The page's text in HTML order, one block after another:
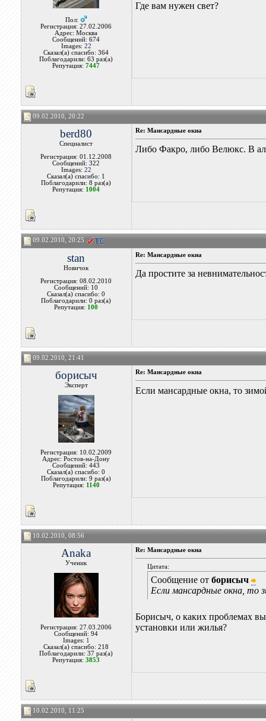
Пол:
Регистрация: 27.02.2006
Адрес: Москва
Сообщений: 674
Images: 22
Сказал(а) спасибо: 364
Поблагодарили: 63 раз(а)
Репутация:7447
Где вам нужен свет?
09.02.2010, 20:22
berd80
Специалист
Регистрация: 01.12.2008
Сообщений: 322
Images: 22
Сказал(а) спасибо: 1
Поблагодарили: 8 раз(а)
Репутация: 1004
Re: Мансардные окна
Либо Факро, либо Велюкс. В
09.02.2010, 20:25
stan
Новичок
Регистрация: 08.02.2010
Сообщений: 10
Сказал(а) спасибо: 0
Поблагодарили: 0 раз(а)
Репутация: 100
Re: Мансардные окна
Да простите за
09.02.2010, 21:41
борисыч
Эксперт
Регистрация: 10.02.2009
Адрес: Ростов-на-Дону
Сообщений: 443
Сказал(а) спасибо: 0
Поблагодарили: 9 раз(а)
Репутация: 1140
Re: Мансардные окна
Если мансардные окна, то
10.02.2010, 08:56
Anaka
Ученик
Регистрация: 27.03.2006
Сообщений: 94
Images: 1
Сказал(а) спасибо: 218
Поблагодарили: 37 раз(а)
Репутация:3853
Re: Мансардные окна
Цитата:
Сообщение от борисыч
Если мансардные окна, то
Борисыч, о каких проблемах
установки или жилья?
10.02.2010, 11:25